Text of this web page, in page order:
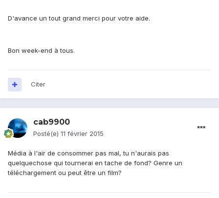
D'avance un tout grand merci pour votre aide.
Bon week-end à tous.
Citer
cab9900
Posté(e) 11 février 2015
Média à l'air de consommer pas mal, tu n'aurais pas
quelquechose qui tournerai en tache de fond? Genre un
téléchargement ou peut être un film?